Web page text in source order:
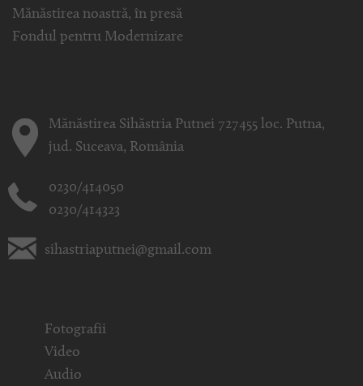
Mănăstirea noastră, în presă
Fondul pentru Modernizare
Mănăstirea Sihăstria Putnei 727455 loc. Putna,
jud. Suceava, România
0230/414050
0230/414323
sihastriaputnei@gmail.com
Fotografii
Video
Audio